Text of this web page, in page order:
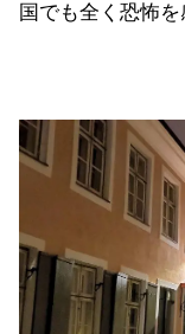
国でも全く恐怖を